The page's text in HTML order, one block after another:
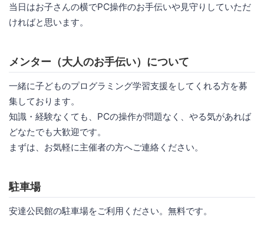
当日はお子さんの横でPC操作のお手伝いや見守りしていただ
ければと思います。
メンター（大人のお手伝い）について
一緒に子どものプログラミング学習支援をしてくれる方を募
集しております。
知識・経験なくても、PCの操作が問題なく、やる気があれば
どなたでも大歓迎です。
まずは、お気軽に主催者の方へご連絡ください。
駐車場
安達公民館の駐車場をご利用ください。無料です。